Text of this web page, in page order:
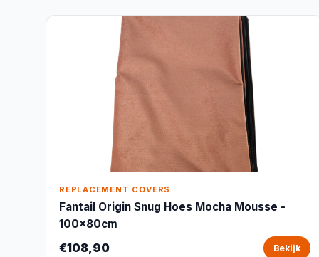
REPLACEMENT COVERS
Fantail Origin Snug Hoes Mocha Mousse -
100x80cm
€108,90 Bekijk